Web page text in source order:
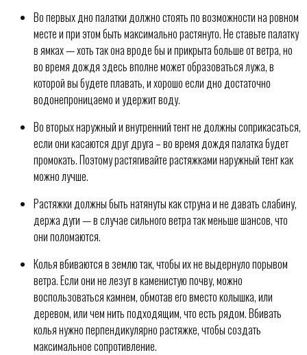
Во первых дно палатки должно стоять по возможности на ровном
месте и при этом быть максимально растянуто. Не ставьте палатку
в ямках — хоть так она вроде бы и прикрыта больше от ветра, но
во время дождя здесь вполне может образоваться лужа, в
которой вы будете плавать, и хорошо если дно достаточно
водонепроницаемо и удержит воду.
Во вторых наружный и внутренний тент не должны соприкасаться,
если они касаются друг друга – во время дождя палатка будет
промокать. Поэтому растягивайте растяжками наружный тент как
можно лучше.
Растяжки должны быть натянуты как струна и не давать слабину,
держа дуги — в случае сильного ветра так меньше шансов, что
они поломаются.
Колья вбиваются в землю так, чтобы их не выдернуло порывом
ветра. Если они не лезут в каменистую почву, можно
воспользоваться камнем, обмотав его вместо колышка, или
деревом, или чем нить подходящим, что есть рядом. Вбивать
колья нужно перпендикулярно растяжке, чтобы создать
максимальное сопротивление.